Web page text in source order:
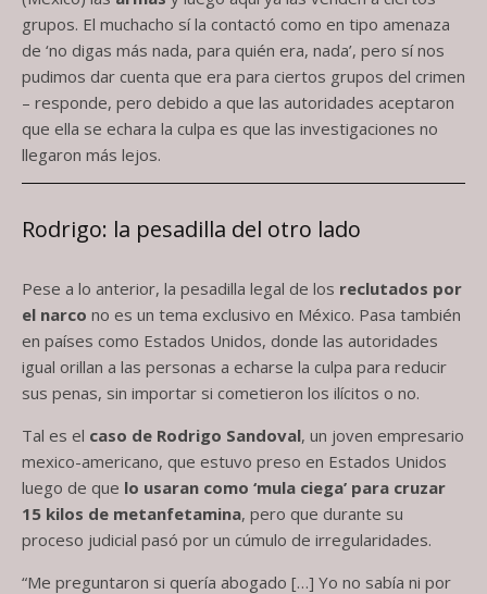
grupos. El muchacho sí la contactó como en tipo amenaza
de ‘no digas más nada, para quién era, nada’, pero sí nos
pudimos dar cuenta que era para ciertos grupos del crimen
– responde, pero debido a que las autoridades aceptaron
que ella se echara la culpa es que las investigaciones no
llegaron más lejos.
Rodrigo: la pesadilla del otro lado
Pese a lo anterior, la pesadilla legal de los reclutados por
el narco no es un tema exclusivo en México. Pasa también
en países como Estados Unidos, donde las autoridades
igual orillan a las personas a echarse la culpa para reducir
sus penas, sin importar si cometieron los ilícitos o no.
Tal es el caso de Rodrigo Sandoval, un joven empresario
mexico-americano, que estuvo preso en Estados Unidos
luego de que lo usaran como ‘mula ciega’ para cruzar
15 kilos de metanfetamina, pero que durante su
proceso judicial pasó por un cúmulo de irregularidades.
“Me preguntaron si quería abogado […] Yo no sabía ni por